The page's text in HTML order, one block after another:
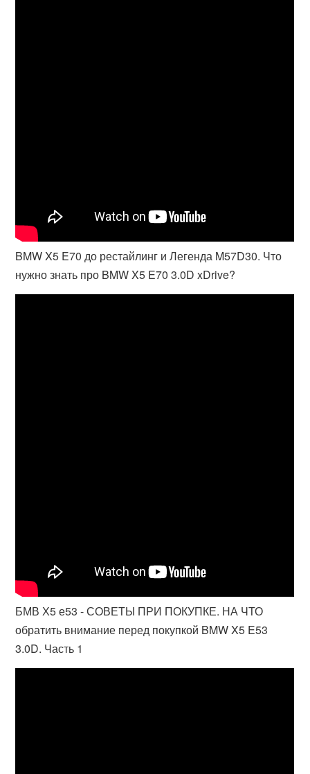
BMW X5 E70 до рестайлинг и Легенда M57D30. Что
нужно знать про BMW X5 E70 3.0D xDrive?
БМВ Х5 е53 - СОВЕТЫ ПРИ ПОКУПКЕ. НА ЧТО
обратить внимание перед покупкой BMW X5 E53
3.0D. Часть 1